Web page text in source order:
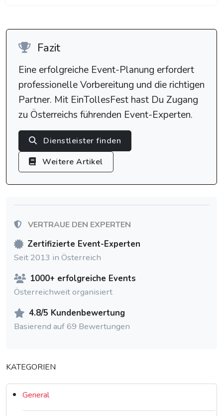
Fazit
Eine erfolgreiche Event-Planung erfordert
professionelle Vorbereitung und die richtigen
Partner. Mit EinTollesFest hast Du Zugang
zu Österreichs führenden Event-Experten.
Dienstleister finden
Weitere Artikel
VERTRAUE DEN EXPERTEN
Zertifizierte Event-Experten
Seit 2013 in Österreich
1000+ erfolgreiche Events
Österreichweit organisiert
4.8/5 Kundenbewertung
Basierend auf 69 Bewertungen
KATEGORIEN
General